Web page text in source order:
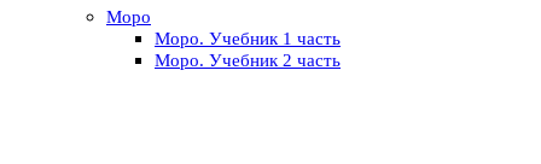
Моро
Моро. Учебник 1 часть
Моро. Учебник 2 часть